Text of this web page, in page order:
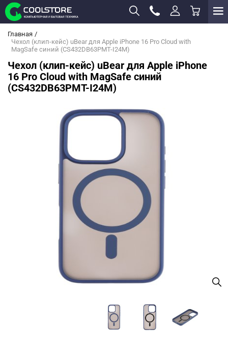
Главная
Чехол (клип-кейс) uBear для Apple iPhone 16 Pro Cloud with
MagSafe синий (CS432DB63PMT-I24M)
Чехол (клип-кейс) uBear для Apple iPhone
16 Pro Cloud with MagSafe синий
(CS432DB63PMT-I24M)